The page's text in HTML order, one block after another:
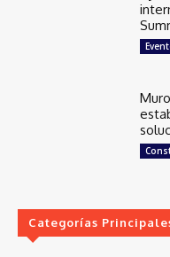
Categorías